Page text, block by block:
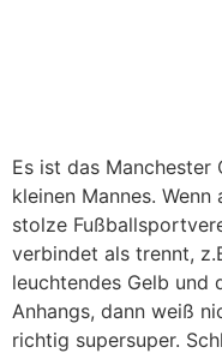
Es ist das Manchester
kleinen Mannes.
stolze
verbindet als trennt,
leuchtendes Gelb und
Anhangs, dann weiß
richtig supersuper.